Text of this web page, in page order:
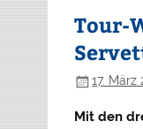
Tour-
17. März
Mit den